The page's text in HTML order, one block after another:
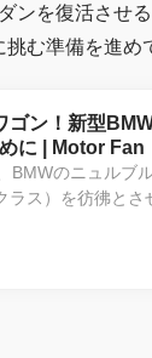
ンを復活させ
む準備を進め
ン！新型
に | Motor Fan
BMWのニュルブ
ス）を彷彿と